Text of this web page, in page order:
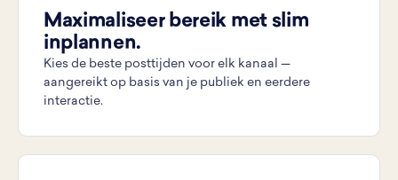
Maximaliseer bereik met slim
inplannen.
Kies de beste posttijden voor elk kanaal —
aangereikt op basis van je publiek en eerdere
interactie.